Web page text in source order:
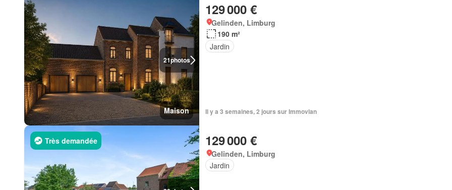
21photos
Maison
129 000 €
Gelinden, Limburg
190 m²
Jardin
Il y a 3 semaines, 2 jours sur Immovlan
Très demandée 129 000 €
Gelinden, Limburg
Jardin